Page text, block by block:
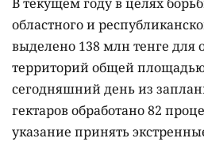
областного и
выделено 138 млн тенге для
территорий общей
сегодняшний день из
гектаров обработано 82
указание принять